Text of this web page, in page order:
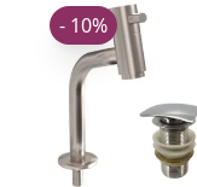
- 10%